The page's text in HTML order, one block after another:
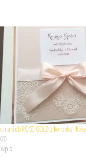
na ślub ROSE GOLD z koronką i